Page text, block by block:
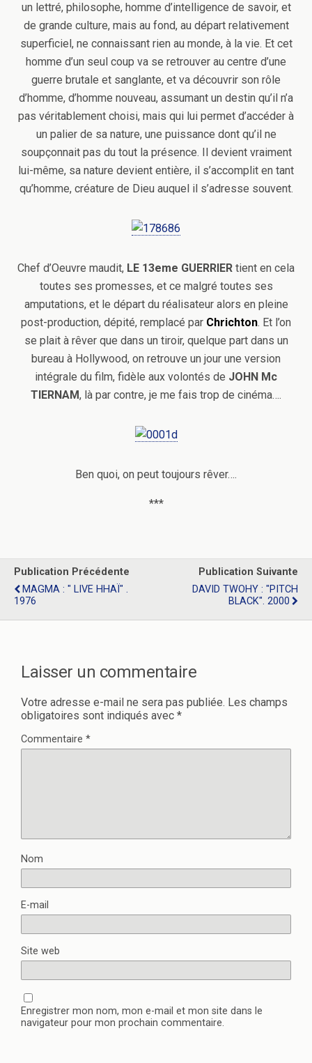
un lettré, philosophe, homme d’intelligence de savoir, et
de grande culture, mais au fond, au départ relativement
superficiel, ne connaissant rien au monde, à la vie. Et cet
homme d’un seul coup va se retrouver au centre d’une
guerre brutale et sanglante, et va découvrir son rôle
d’homme, d’homme nouveau, assumant un destin qu’il n’a
pas véritablement choisi, mais qui lui permet d’accéder à
un palier de sa nature, une puissance dont qu’il ne
soupçonnait pas du tout la présence. Il devient vraiment
lui-même, sa nature devient entière, il s’accomplit en tant
qu’homme, créature de Dieu auquel il s’adresse souvent.
Chef d’Oeuvre maudit, LE 13eme GUERRIER tient en cela
toutes ses promesses, et ce malgré toutes ses
amputations, et le départ du réalisateur alors en pleine
post-production, dépité, remplacé par Chrichton. Et l’on
se plait à rêver que dans un tiroir, quelque part dans un
bureau à Hollywood, on retrouve un jour une version
intégrale du film, fidèle aux volontés de JOHN Mc
TIERNAM, là par contre, je me fais trop de cinéma….
Ben quoi, on peut toujours rêver….
***
Publication Précédente
MAGMA : " LIVE HHAÏ" .
1976
Publication Suivante
DAVID TWOHY : "PITCH
BLACK". 2000
Laisser un commentaire
Votre adresse e-mail ne sera pas publiée. Les champs
obligatoires sont indiqués avec *
Commentaire *
Nom
E-mail
Site web
Enregistrer mon nom, mon e-mail et mon site dans le
navigateur pour mon prochain commentaire.